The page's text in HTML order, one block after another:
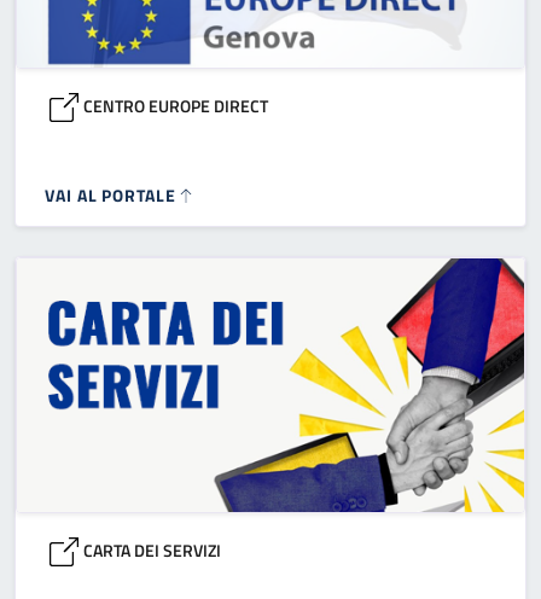
CENTRO EUROPE DIRECT
VAI AL PORTALE
CARTA DEI SERVIZI